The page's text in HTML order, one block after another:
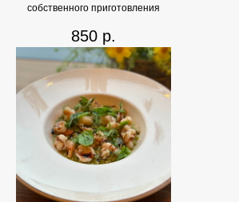
собственного приготовления
850 р.